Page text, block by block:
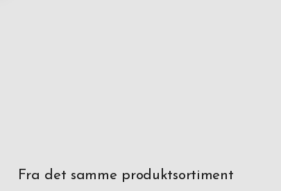
Fra det samme produktsortiment